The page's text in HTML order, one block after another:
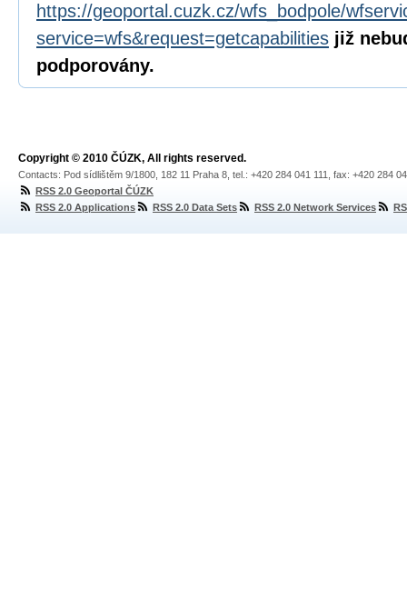
https://geoportal.cuzk.cz/wfs_bodpole/
service=wfs&request=getcapabilities již
podporovány.
Copyright © 2010 ČÚZK, All rights reserved.
Contacts: Pod sídlištěm 9/1800, 182 11 Praha 8, tel.: +420 284 041 111, fax: +420 284
RSS 2.0 Geoportal ČÚZK
RSS 2.0 Applications
RSS 2.0 Data Sets RSS 2.0 Network Services